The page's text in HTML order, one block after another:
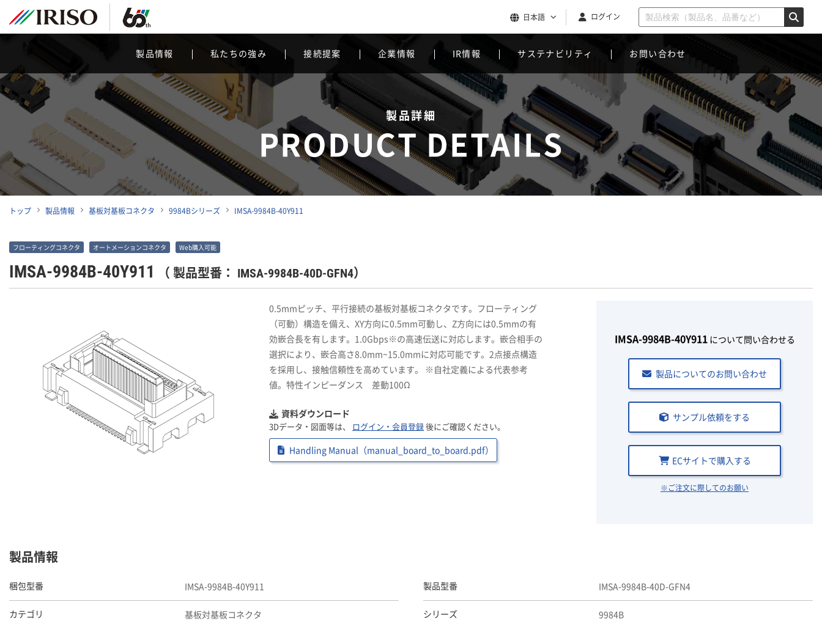
日本語 ログイン
製品情報 私たちの強み 接続提案 企業情報 IR情報 サステナビリティ お問い合わせ
製品詳細
PRODUCT DETAILS
トップ 製品情報 基板対基板コネクタ 9984Bシリーズ IMSA-9984B-40Y911
フローティングコネクタ オートメーションコネクタ Web購入可能
IMSA-9984B-40Y911 （ 製品型番： IMSA-9984B-40D-GFN4）
0.5mmピッチ、平行接続の基板対基板コネクタです。フローティング
（可動）構造を備え、XY方向に0.5mm可動し、Z方向には0.5mmの有
効嵌合長を有します。1.0Gbps※の高速伝送に対応します。嵌合相手の
選択により、嵌合高さ8.0mm~15.0mmに対応可能です。2点接点構造
を採用し、接触信頼性を高めています。 ※自社定義による代表参考
値。特性インピーダンス 差動100Ω
資料ダウンロード
3Dデータ・図面等は、 ログイン・会員登録後にご確認ください。
Handling Manual（manual_board_to_board.pdf）
IMSA-9984B-40Y911について問い合わせる
製品についてのお問い合わせ
サンプル依頼をする
ECサイトで購入する
※ご注文に際してのお願い
製品情報
梱包型番 IMSA-9984B-40Y911 製品型番 IMSA-9984B-40D-GFN4
カテゴリ 基板対基板コネクタ シリーズ 9984B